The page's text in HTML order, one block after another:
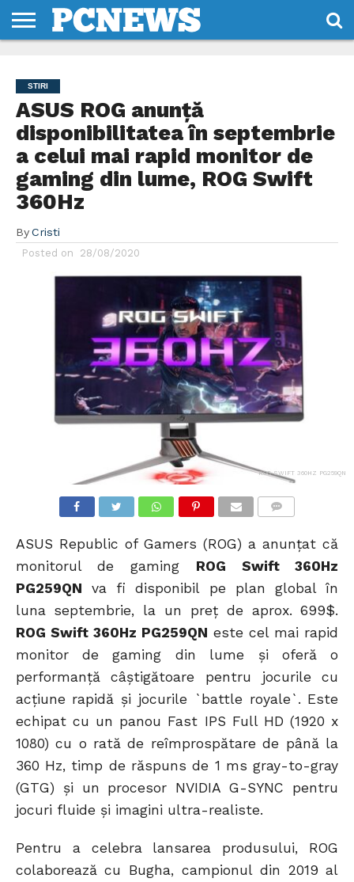
NOI
SI
CONDITII
STIRI
ASUS ROG anunță
disponibilitatea în septembrie
a celui mai rapid monitor de
gaming din lume, ROG Swift
360Hz
By Cristi
Posted on 28/08/2020
ROG SWIFT 360HZ PG259QN
ASUS Republic of Gamers (ROG) a anunțat că
monitorul de gaming ROG Swift 360Hz
PG259QN va fi disponibil pe plan global în
luna septembrie, la un preț de aprox. 699$.
ROG Swift 360Hz PG259QN este cel mai rapid
monitor de gaming din lume și oferă o
performanță câștigătoare pentru jocurile cu
acțiune rapidă și jocurile `battle royale`. Este
echipat cu un panou Fast IPS Full HD (1920 x
1080) cu o rată de reîmprospătare de până la
360 Hz, timp de răspuns de 1 ms gray-to-gray
(GTG) și un procesor NVIDIA G-SYNC pentru
jocuri fluide și imagini ultra-realiste.
Pentru a celebra lansarea produsului, ROG
colaborează cu Bugha, campionul din 2019 al